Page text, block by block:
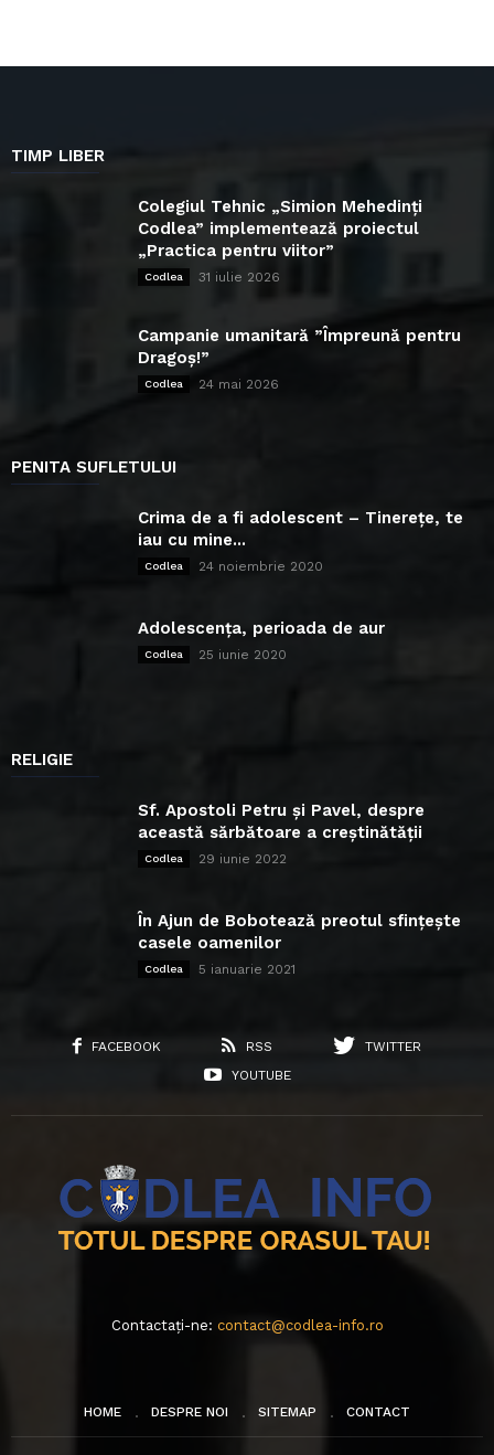
TIMP LIBER
Colegiul Tehnic „Simion Mehedinți
Codlea” implementează proiectul
„Practica pentru viitor”
Codlea 31 iulie 2026
Campanie umanitară ”Împreună pentru
Dragoș!”
Codlea 24 mai 2026
PENITA SUFLETULUI
Crima de a fi adolescent – Tinerețe, te
iau cu mine...
Codlea 24 noiembrie 2020
Adolescența, perioada de aur
Codlea 25 iunie 2020
RELIGIE
Sf. Apostoli Petru și Pavel, despre
această sărbătoare a creștinătății
Codlea 29 iunie 2022
În Ajun de Bobotează preotul sfințește
casele oamenilor
Codlea 5 ianuarie 2021
FACEBOOK RSS
TWITTER
YOUTUBE
Contactați-ne: contact@codlea-info.ro
HOME DESPRE NOI SITEMAP CONTACT